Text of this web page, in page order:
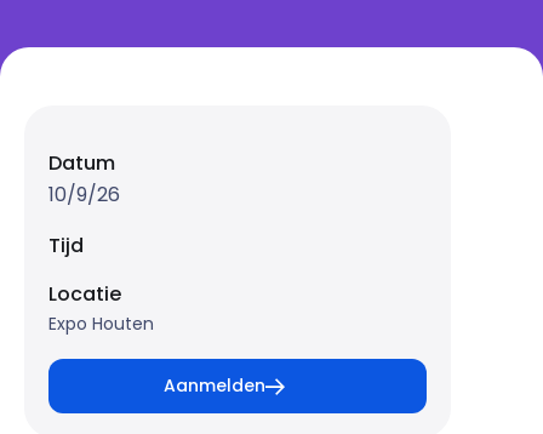
Datum
10/9/26
Tijd
Locatie
Expo Houten
Aanmelden